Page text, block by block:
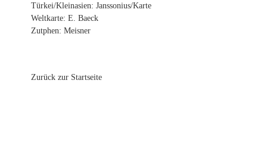
Türkei/Kleinasien: Janssonius/Karte
Weltkarte: E. Baeck
Zutphen: Meisner
Zurück zur Startseite